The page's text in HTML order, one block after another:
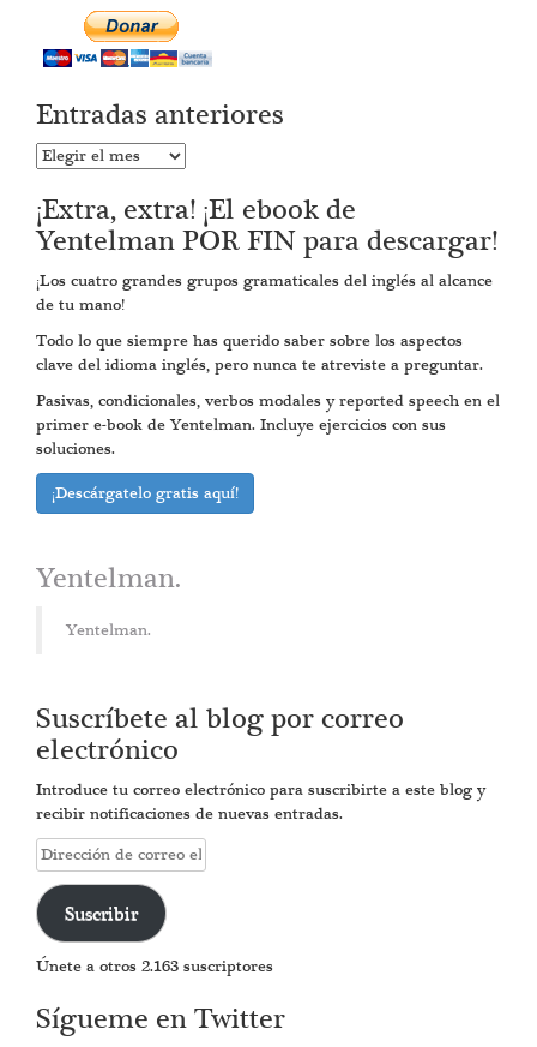
Entradas anteriores
Entradas
¡Extra, extra! ¡El ebook de
Yentelman POR FIN para descargar!
¡Los cuatro grandes grupos gramaticales del inglés al alcance
de tu mano!
Todo lo que siempre has querido saber sobre los aspectos
clave del idioma inglés, pero nunca te atreviste a preguntar.
Pasivas, condicionales, verbos modales y reported speech en el
primer e-book de Yentelman. Incluye ejercicios con sus
soluciones.
¡Descárgatelo gratis aquí!
Yentelman.
Yentelman.
Suscríbete al blog por correo
electrónico
Introduce tu correo electrónico para suscribirte a este blog y
recibir notificaciones de nuevas entradas.
Dirección
de
correo
electrónico
Suscribir
Únete a otros 2.163 suscriptores
Sígueme en Twitter